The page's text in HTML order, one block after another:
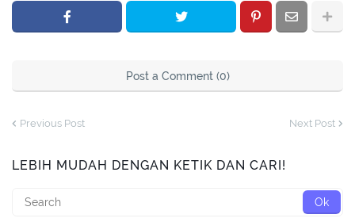
Post a Comment (0)
Previous Post Next Post
LEBIH MUDAH DENGAN KETIK DAN CARI!